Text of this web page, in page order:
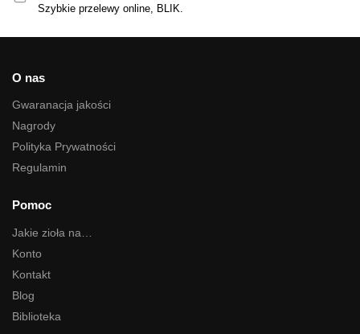
Szybkie przelewy online, BLIK.
O nas
Gwaranacja jakości
Nagrody
Polityka Prywatności
Regulamin
Pomoc
Jakie zioła na…
Konto
Kontakt
Blog
Biblioteka